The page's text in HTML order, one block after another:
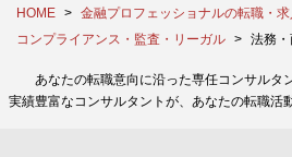
HOME
金融プロフェッショナルの転職・求
コンプライアンス・監査・リーガル
法務
あなたの転職意向に沿った専任コンサルタ
実績豊富なコンサルタントが、あなたの転職活